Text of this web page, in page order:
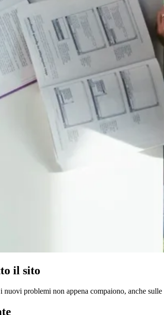
il sito
problemi non appena compaiono, anche